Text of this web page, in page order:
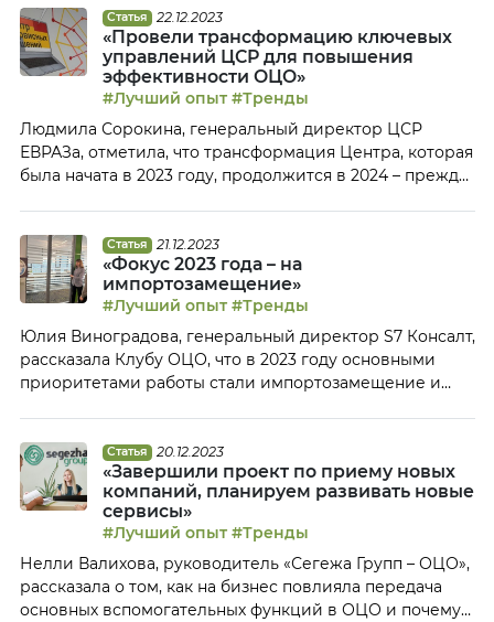
развитие, создание атмосферы постоянных
изменений, сервисной культуры и партнерских
отношений с клиентами. Основные достижения ОЦО в
2023 году В 2023 году завершена миграция
предприятий […]
Статья 22.12.2023
«Провели трансформацию ключевых
управлений ЦСР для повышения
эффективности ОЦО»
#Лучший опыт #Тренды
Людмила Сорокина, генеральный директор ЦСР
ЕВРАЗа, отметила, что трансформация Центра, которая
была начата в 2023 году, продолжится в 2024 – прежде
логике сквозных бизнес-процессов и пилот Центра
экспертизы и аналитики. Основные достижения ОЦО
в 2023 году Фокус 2023 года был сделан […]
Статья 21.12.2023
«Фокус 2023 года – на
импортозамещение»
#Лучший опыт #Тренды
Юлия Виноградова, генеральный директор S7 Консалт,
рассказала Клубу ОЦО, что в 2023 году основными
приоритетами работы стали импортозамещение и
все предприятия группы, а также внедрение системы
управления рисками и внутреннего контроля в ОЦО.
Основные достижения ОЦО в 2023 году В […]
Статья 20.12.2023
«Завершили проект по приему новых
компаний, планируем развивать новые
сервисы»
#Лучший опыт #Тренды
Нелли Валихова, руководитель «Сегежа Групп – ОЦО»,
рассказала о том, как на бизнес повлияла передача
основных вспомогательных функций в ОЦО и почему